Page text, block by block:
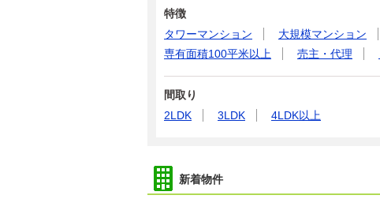
特徴
タワーマンション
大規模マンション
専有面積100平米以上
売主・代理
間取り
2LDK
3LDK 4LDK以上
新着物件